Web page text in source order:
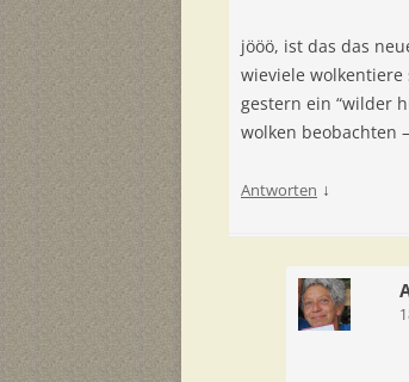
jööö, ist das das
wieviele wolkentiere
gestern ein “wilder
wolken beobachten
Antworten ↓